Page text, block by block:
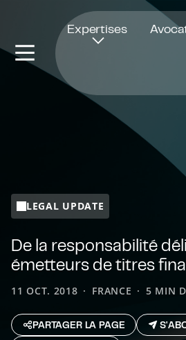
Expertises
LEGAL UPDATE
De la responsabilité
émetteurs de titres
11 OCT. 2018 FRANCE 5 MIN
PARTAGER LA PAGE
Ouvre dans une nouvelle fenêtre